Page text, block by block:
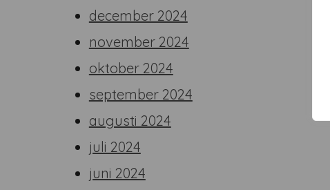
december 2024
november 2024
oktober 2024
september 2024
augusti 2024
juli 2024
juni 2024